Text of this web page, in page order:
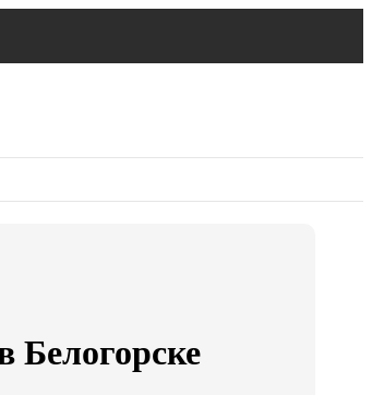
Белогорске